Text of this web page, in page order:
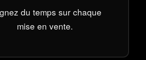
du temps sur chaque
mise en vente.